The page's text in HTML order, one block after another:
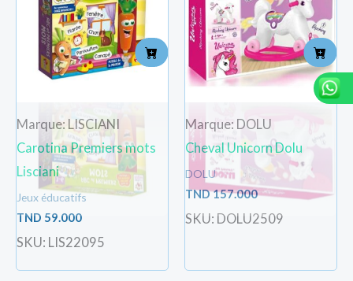
Marque: LISCIANI
Carotina Premiers mots
Lisciani
Jeux éducatifs
TND 59.000
SKU: LIS22095
Marque: DOLU
Cheval Unicorn Dolu
DOLU
TND157.000
SKU: DOLU2509